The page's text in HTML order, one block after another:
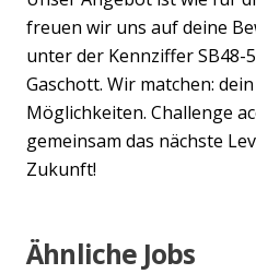
freuen wir uns auf deine
unter der Kennziffer SB48-
Gaschott. Wir matchen:
Möglichkeiten. Challenge
gemeinsam das nächste
Zukunft!
Ähnliche Jobs